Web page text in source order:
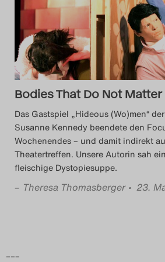
Das
2014
Das
2015
Das
2016
Das
Bodies That Do Not Matter
Das Gastspiel „Hideous (Wo)men“
Susanne Kennedy beendete den
Wochenendes – und damit indirekt
Theatertreffen. Unsere Autorin sah
fleischige Dystopiesuppe.
– Theresa Thomasberger • 23.
–––